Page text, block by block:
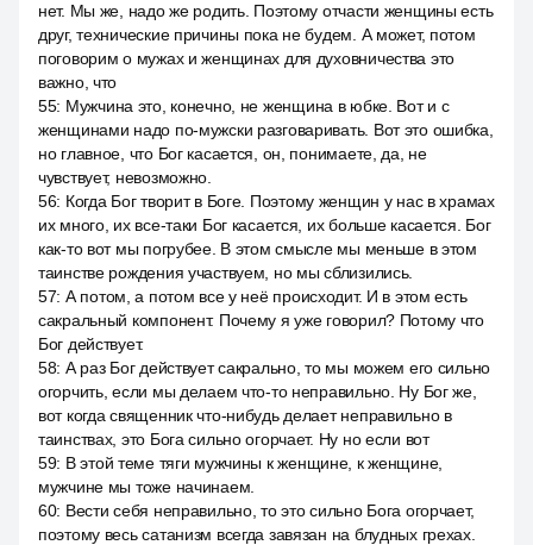
нет. Мы же, надо же родить. Поэтому отчасти женщины есть
друг, технические причины пока не будем. А может, потом
поговорим о мужах и женщинах для духовничества это
важно, что
55: Мужчина это, конечно, не женщина в юбке. Вот и с
женщинами надо по-мужски разговаривать. Вот это ошибка,
но главное, что Бог касается, он, понимаете, да, не
чувствует, невозможно.
56: Когда Бог творит в Боге. Поэтому женщин у нас в храмах
их много, их все-таки Бог касается, их больше касается. Бог
как-то вот мы погрубее. В этом смысле мы меньше в этом
таинстве рождения участвуем, но мы сблизились.
57: А потом, а потом все у неё происходит. И в этом есть
сакральный компонент. Почему я уже говорил? Потому что
Бог действует.
58: А раз Бог действует сакрально, то мы можем его сильно
огорчить, если мы делаем что-то неправильно. Ну Бог же,
вот когда священник что-нибудь делает неправильно в
таинствах, это Бога сильно огорчает. Ну но если вот
59: В этой теме тяги мужчины к женщине, к женщине,
мужчине мы тоже начинаем.
60: Вести себя неправильно, то это сильно Бога огорчает,
поэтому весь сатанизм всегда завязан на блудных грехах.